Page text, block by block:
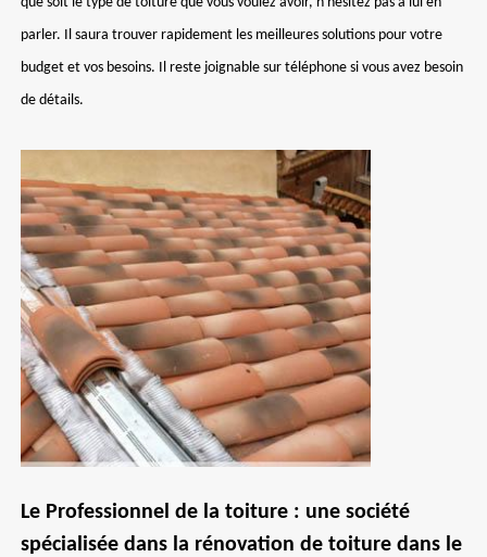
parler. Il saura trouver rapidement les meilleures solutions pour votre
budget et vos besoins. Il reste joignable sur téléphone si vous avez besoin
de détails.
Le Professionnel de la toiture : une société
spécialisée dans la rénovation de toiture dans le